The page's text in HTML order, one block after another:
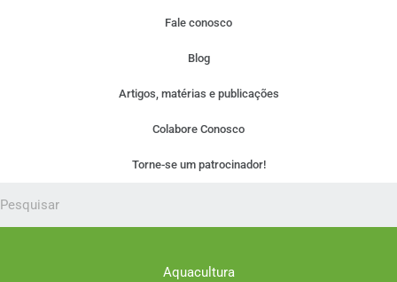
Fale conosco
Blog
Artigos, matérias e publicações
Colabore Conosco
Torne-se um patrocinador!
Aquacultura